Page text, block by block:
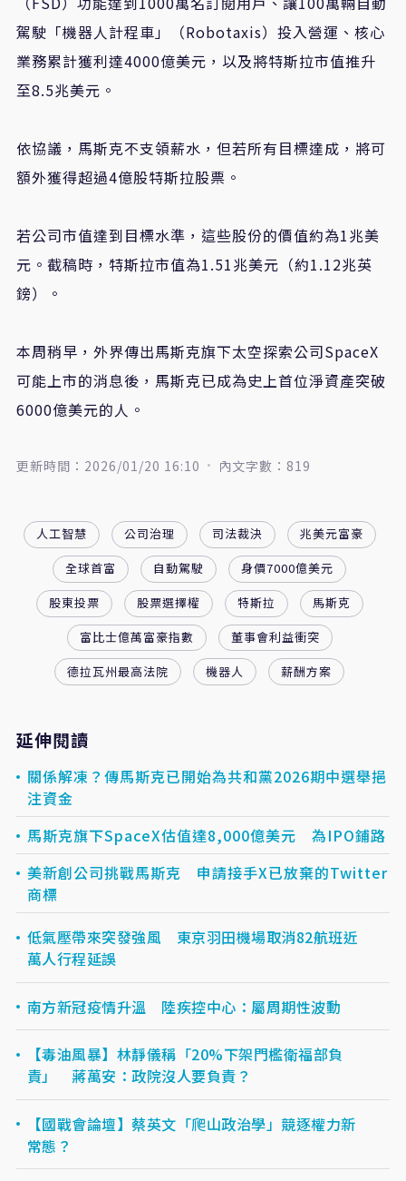
駕駛「機器人計程車」（Robotaxis）投入營運、核心
業務累計獲利達4000億美元，以及將特斯拉市值推升
至8.5兆美元。
依協議，馬斯克不支領薪水，但若所有目標達成，將可
額外獲得超過4億股特斯拉股票。
若公司市值達到目標水準，這些股份的價值約為1兆美
元。截稿時，特斯拉市值為1.51兆美元（約1.12兆英
鎊）。
本周稍早，外界傳出馬斯克旗下太空探索公司SpaceX
可能上市的消息後，馬斯克已成為史上首位淨資產突破
6000億美元的人。
更新時間：2026/01/20 16:10 內文字數：819
人工智慧 公司治理 司法裁決
兆美元富豪
全球首富
自動駕駛
身價7000億美元
股東投票
股票選擇權 特斯拉
馬斯克
富比士億萬富豪指數
董事會利益衝突
德拉瓦州最高法院
機器人 薪酬方案
延伸閱讀
關係解凍？傳馬斯克已開始為共和黨2026期中選舉挹
注資金
馬斯克旗下SpaceX估值達8,000億美元 為IPO鋪路
美新創公司挑戰馬斯克 申請接手X已放棄的Twitter
商標
低氣壓帶來突發強風 東京羽田機場取消82航班近
萬人行程延誤
南方新冠疫情升溫 陸疾控中心：屬周期性波動
【毒油風暴】林靜儀稱「20%下架門檻衛福部負
責」 蔣萬安：政院沒人要負責？
【國戰會論壇】蔡英文「爬山政治學」競逐權力新
常態？